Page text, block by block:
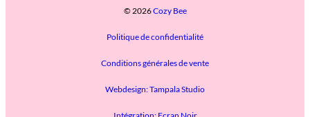
© 2026Cozy Bee
Politique de confidentialité
Conditions générales de vente
Webdesign: Tampala Studio